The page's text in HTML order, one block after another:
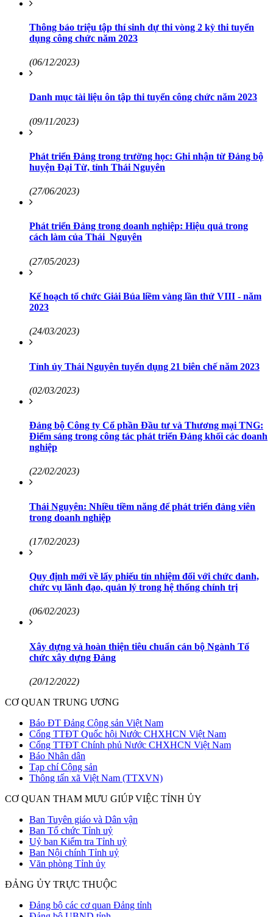
Thông báo triệu tập thí sinh dự thi vòng 2 kỳ thi tuyển
dụng công chức năm 2023
(06/12/2023)
Danh mục tài liệu ôn tập thi tuyển công chức năm 2023
(09/11/2023)
Phát triển Đảng trong trường học: Ghi nhận từ Đảng bộ
huyện Đại Từ, tỉnh Thái Nguyên
(27/06/2023)
Phát triển Đảng trong doanh nghiệp: Hiệu quả trong
cách làm của Thái Nguyên
(27/05/2023)
Kế hoạch tổ chức Giải Búa liềm vàng lần thứ VIII - năm
2023
(24/03/2023)
Tỉnh ủy Thái Nguyên tuyển dụng 21 biên chế năm 2023
(02/03/2023)
Đảng bộ Công ty Cổ phần Đầu tư và Thương mại TNG:
Điểm sáng trong công tác phát triển Đảng khối các doanh
nghiệp
(22/02/2023)
Thái Nguyên: Nhiều tiềm năng để phát triển đảng viên
trong doanh nghiệp
(17/02/2023)
Quy định mới về lấy phiếu tín nhiệm đối với chức danh,
chức vụ lãnh đạo, quản lý trong hệ thống chính trị
(06/02/2023)
Xây dựng và hoàn thiện tiêu chuẩn cán bộ Ngành Tổ
chức xây dựng Đảng
(20/12/2022)
CƠ QUAN TRUNG ƯƠNG
Báo ĐT Đảng Cộng sản Việt Nam
Cổng TTĐT Quốc hội Nước CHXHCN Việt Nam
Cổng TTĐT Chính phủ Nước CHXHCN Việt Nam
Báo Nhân dân
Tạp chí Cộng sản
Thông tấn xã Việt Nam (TTXVN)
CƠ QUAN THAM MƯU GIÚP VIỆC TỈNH ỦY
Ban Tuyên giáo và Dân vận
Ban Tổ chức Tỉnh uỷ
Uỷ ban Kiểm tra Tỉnh uỷ
Ban Nội chính Tỉnh uỷ
Văn phòng Tỉnh ủy
ĐẢNG ỦY TRỰC THUỘC
Đảng bộ các cơ quan Đảng tỉnh